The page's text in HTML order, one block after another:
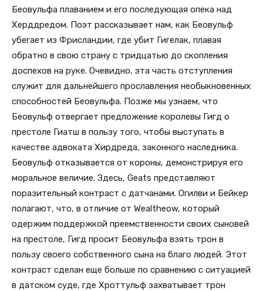
Беовульфа плаванием и его последующая опека над
Херддредом. Поэт рассказывает нам, как Беовульф
убегает из Фрисландии, где убит Гигелак, плавая
обратно в свою страну с тридцатью до скопления
доспехов на руке. Очевидно, эта часть отступления
служит для дальнейшего прославления необыкновенных
способностей Беовульфа. Позже мы узнаем, что
Беовульф отвергает предложение королевы Гигд о
престоле Гиатш в пользу того, чтобы выступать в
качестве адвоката Хирдреда, законного наследника.
Беовульф отказывается от короны, демонстрируя его
моральное величие. Здесь, Geats представляют
поразительный контраст с датчанами. Огилви и Бейкер
полагают, что, в отличие от Wealtheow, который
одержим поддержкой преемственности своих сыновей
на престоле, Гигд просит Беовульфа взять трон в
пользу своего собственного сына на благо людей. Этот
контраст сделан еще больше по сравнению с ситуацией
в датском суде, где Хроттульф захватывает трон